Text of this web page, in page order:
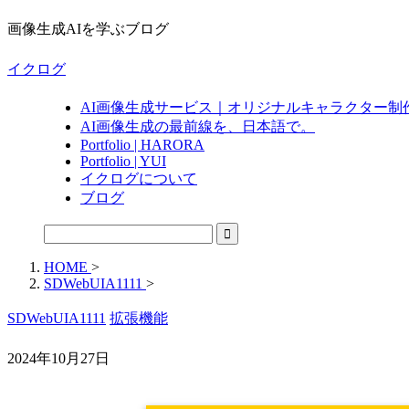
画像生成AIを学ぶブログ
イクログ
AI画像生成サービス｜オリジナルキャラクター制
AI画像生成の最前線を、日本語で。
Portfolio | HARORA
Portfolio | YUI
イクログについて
ブログ
HOME >
SDWebUIA1111 >
SDWebUIA1111 拡張機能
2024年10月27日